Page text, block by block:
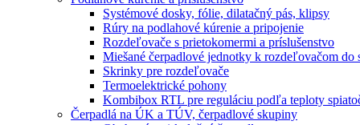
Systémové dosky, fólie, dilatačný pás, klipsy
Rúry na podlahové kúrenie a pripojenie
Rozdeľovače s prietokomermi a príslušenstvo
Miešané čerpadlové jednotky k rozdeľovačom do
Skrinky pre rozdeľovače
Termoelektrické pohony
Kombibox RTL pre reguláciu podľa teploty
Čerpadlá na ÚK a TÚV, čerpadlové skupiny